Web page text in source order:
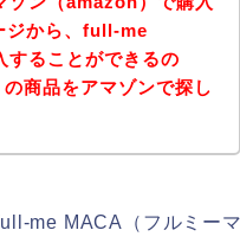
ジから、full-me
することができるの
商品をアマゾンで探し
me MACA（フルミー